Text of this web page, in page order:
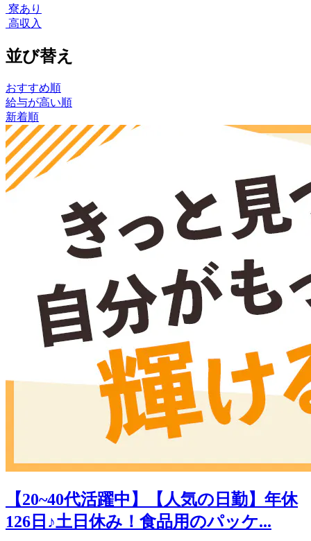
寮あり
高収入
並び替え
おすすめ順
給与が高い順
新着順
【20~40代活躍中】【人気の日勤】年休
126日♪土日休み！食品用のパッケ...